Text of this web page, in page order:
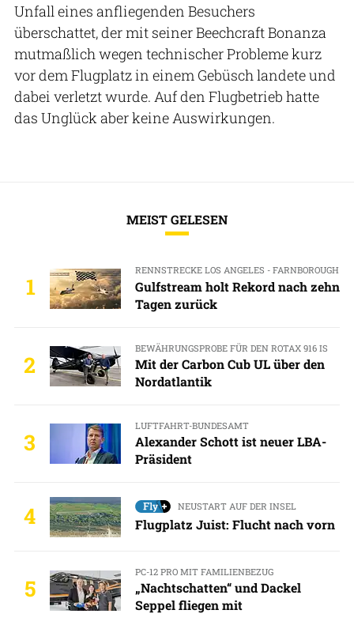
Unfall eines anfliegenden Besuchers
überschattet, der mit seiner Beechcraft Bonanza
mutmaßlich wegen technischer Probleme kurz
vor dem Flugplatz in einem Gebüsch landete und
dabei verletzt wurde. Auf den Flugbetrieb hatte
das Unglück aber keine Auswirkungen.
MEIST GELESEN
1
RENNSTRECKE LOS ANGELES - FARNBOROUGH
Gulfstream holt Rekord nach zehn
Tagen zurück
2
BEWÄHRUNGSPROBE FÜR DEN ROTAX 916 IS
Mit der Carbon Cub UL über den
Nordatlantik
3
LUFTFAHRT-BUNDESAMT
Alexander Schott ist neuer LBA-
Präsident
4 NEUSTART AUF DER INSEL
Flugplatz Juist: Flucht nach vorn
5
PC-12 PRO MIT FAMILIENBEZUG
„Nachtschatten“ und Dackel
Seppel fliegen mit